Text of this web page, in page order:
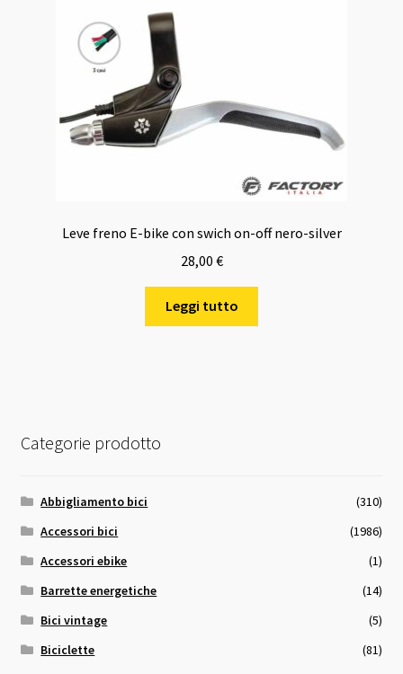
Leve freno E-bike con swich on-off nero-silver
28,00 €
Leggi tutto
Categorie prodotto
Abbigliamento bici
(310)
Accessori bici
(1986)
Accessori ebike
(1)
Barrette energetiche
(14)
Bici vintage
(5)
Biciclette
(81)